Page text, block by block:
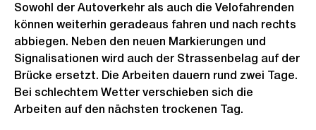
Sowohl der Autoverkehr als auch die Velofahrenden
können weiterhin geradeaus fahren und nach rechts
abbiegen. Neben den neuen Markierungen und
Signalisationen wird auch der Strassenbelag auf der
Brücke ersetzt. Die Arbeiten dauern rund zwei Tage.
Bei schlechtem Wetter verschieben sich die
Arbeiten auf den nächsten trockenen Tag.